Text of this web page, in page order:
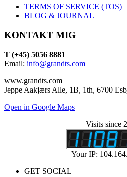
TERMS OF SERVICE (TOS)
BLOG & JOURNAL
KONTAKT MIG
T (+45) 5056 8881
Email: info@grandts.com
www.grandts.com
Jeppe Aakjærs Alle, 1B, 1th, 6700
Open in Google Maps
Visits since
Your IP:
GET SOCIAL